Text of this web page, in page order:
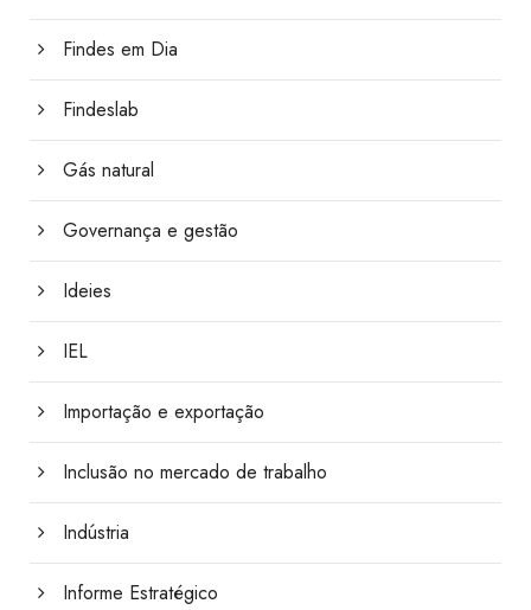
Findes em Dia
Findeslab
Gás natural
Governança e gestão
Ideies
IEL
Importação e exportação
Inclusão no mercado de trabalho
Indústria
Informe Estratégico